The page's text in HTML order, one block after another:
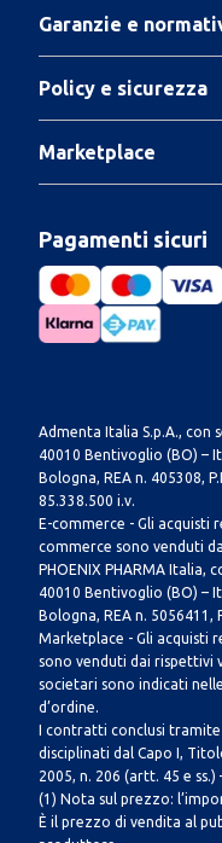
Garanzie e
Policy e sicurezza
Marketplace
Pagamenti sicuri
Admenta Italia S.p.A., con
40010 Bentivoglio (BO) –
Bologna, REA n. 405308,
85.338.500 i.v.
E-commerce - Gli
commerce sono venduti
PHOENIX PHARMA Italia,
40010 Bentivoglio (BO) –
Bologna, REA n. 5056411,
Marketplace - Gli acquisti
sono venduti dai rispettivi
societari sono indicati
d’ordine.
I contratti conclusi
disciplinati dal Capo I,
2005, n. 206 (artt. 45 e ss.)
(1) Nota sul prezzo:
È il prezzo di vendita al